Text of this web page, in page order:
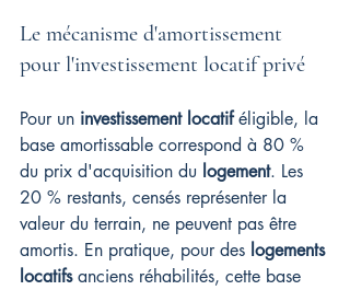
Le mécanisme d'amortissement
pour l'investissement locatif privé
Pour un investissement locatif éligible, la
base amortissable correspond à 80 %
du prix d'acquisition du logement. Les
20 % restants, censés représenter la
valeur du terrain, ne peuvent pas être
amortis. En pratique, pour des logements
locatifs anciens réhabilités, cette base